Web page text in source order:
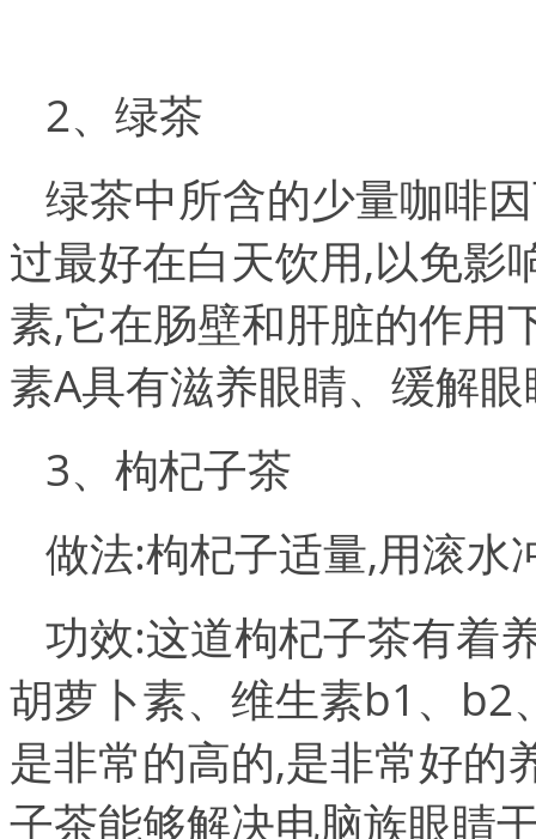
2、绿茶
绿茶中所含的少量咖啡
过最好在白天饮用,以免影
素,它在肠壁和肝脏的作用
素A具有滋养眼睛、缓解
3、枸杞子茶
做法:枸杞子适量,用滚水
功效:这道枸杞子茶有着
胡萝卜素、维生素b1、b2
是非常的高的,是非常好的
子茶能够解决电脑族眼睛